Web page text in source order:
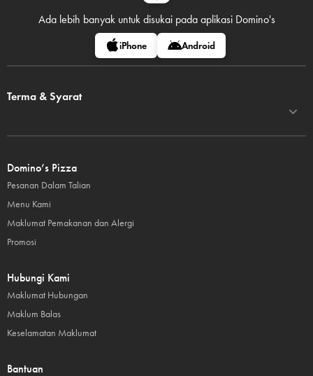
Ada lebih banyak untuk disukai pada aplikasi Domino's
iPhone Android
Terma & Syarat
Domino’s Pizza
Pesanan Dalam Talian
Menu Kami
Maklumat Pemakanan dan Alergi
Promosi
Hubungi Kami
Maklumat Hubungan
Maklum Balas
Keselamatan Maklumat
Bantuan